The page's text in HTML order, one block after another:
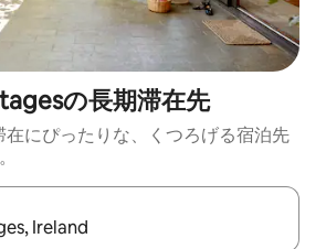
の長期滞在先
在にぴったりな、くつろげる宿泊先
たら、上下の矢印キーを使って移動するか